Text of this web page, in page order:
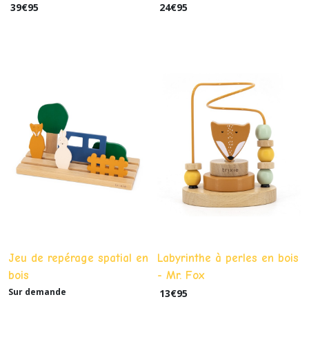
39€95 24€95
Jeu de repérage spatial en
bois
Sur demande
Labyrinthe à perles en bois
- Mr. Fox
13€95